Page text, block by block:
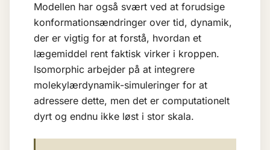
Modellen har også svært ved at forudsige
konformationsændringer over tid, dynamik,
der er vigtig for at forstå, hvordan et
lægemiddel rent faktisk virker i kroppen.
Isomorphic arbejder på at integrere
molekylærdynamik-simuleringer for at
adressere dette, men det er computationelt
dyrt og endnu ikke løst i stor skala.